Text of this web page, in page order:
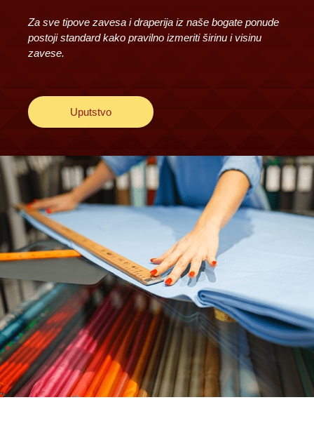
Za sve tipove zavesa i draperija iz naše bogate ponude
postoji standard kako pravilno izmeriti širinu i visinu
zavese.
Uputstvo